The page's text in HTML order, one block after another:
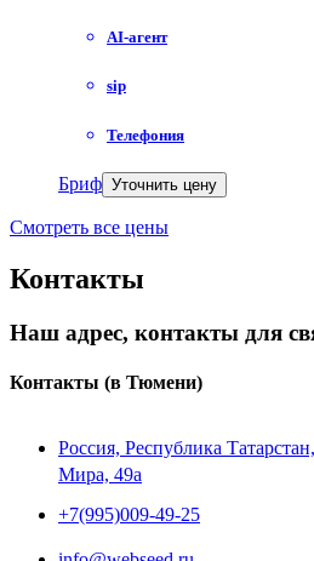
AI-агент
sip
Телефония
Бриф Уточнить цену
Смотреть все цены
Контакты
Наш адрес, контакты для
Контакты (в Тюмени)
Россия, Республика
Мира, 49a
+7(995)009-49-25